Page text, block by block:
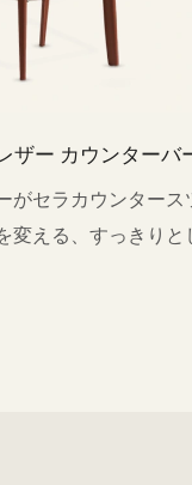
ザー カウンターバ
MY42
がセラカウンタース
変える、すっきりと